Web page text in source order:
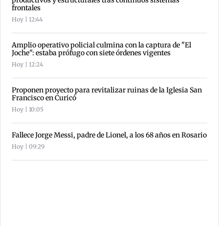
frontales
Hoy | 12:44
Amplio operativo policial culmina con la captura de "El
Joche": estaba prófugo con siete órdenes vigentes
Hoy | 12:24
Proponen proyecto para revitalizar ruinas de la Iglesia San
Francisco en Curicó
Hoy | 10:05
Fallece Jorge Messi, padre de Lionel, a los 68 años en Rosario
Hoy | 09:29